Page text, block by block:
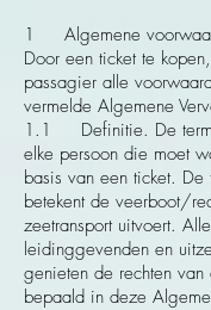
1 Algemene
Door een ticket te
passagier alle
vermelde Algemene
1.1 Definitie. De term
elke persoon die moet
basis van een ticket. De
betekent de veerboot/
zeetransport uitvoert.
leidinggevenden en
genieten de rechten
bepaald in deze